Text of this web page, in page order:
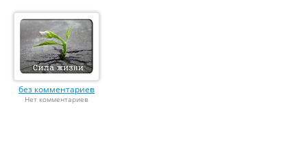
без комментариев
Нет комментариев